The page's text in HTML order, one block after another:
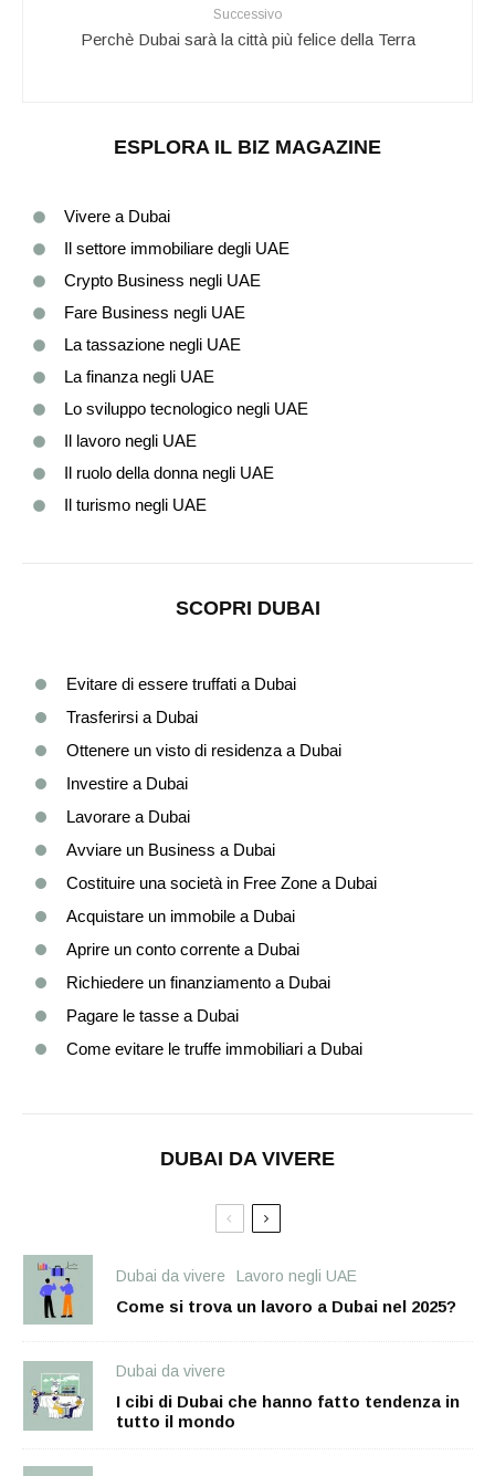
Successivo
Perchè Dubai sarà la città più felice della Terra
ESPLORA IL BIZ MAGAZINE
Vivere a Dubai
Il settore immobiliare degli UAE
Crypto Business negli UAE
Fare Business negli UAE
La tassazione negli UAE
La finanza negli UAE
Lo sviluppo tecnologico negli UAE
Il lavoro negli UAE
Il ruolo della donna negli UAE
Il turismo negli UAE
SCOPRI DUBAI
Evitare di essere truffati a Dubai
Trasferirsi a Dubai
Ottenere un visto di residenza a Dubai
Investire a Dubai
Lavorare a Dubai
Avviare un Business a Dubai
Costituire una società in Free Zone a Dubai
Acquistare un immobile a Dubai
Aprire un conto corrente a Dubai
Richiedere un finanziamento a Dubai
Pagare le tasse a Dubai
Come evitare le truffe immobiliari a Dubai
DUBAI DA VIVERE
Dubai da vivere Lavoro negli UAE
Come si trova un lavoro a Dubai nel 2025?
Dubai da vivere
I cibi di Dubai che hanno fatto tendenza in
tutto il mondo